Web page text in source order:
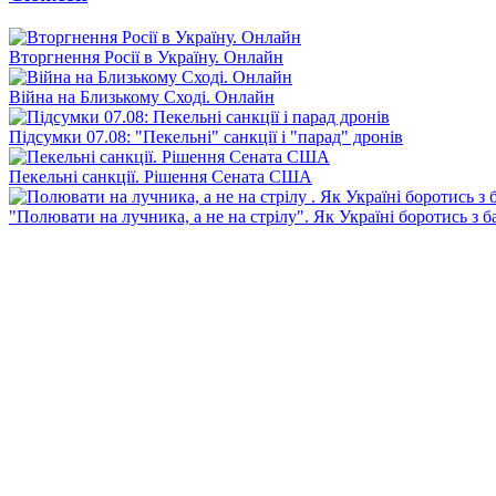
Вторгнення Росії в Україну. Онлайн
Війна на Близькому Сході. Онлайн
Підсумки 07.08: "Пекельні" санкції і "парад" дронів
Пекельні санкції. Рішення Сената США
"Полювати на лучника, а не на стрілу". Як Україні боротись з